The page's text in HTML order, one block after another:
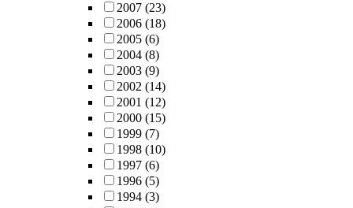
2007 (23)
2006 (18)
2005 (6)
2004 (8)
2003 (9)
2002 (14)
2001 (12)
2000 (15)
1999 (7)
1998 (10)
1997 (6)
1996 (5)
1994 (3)